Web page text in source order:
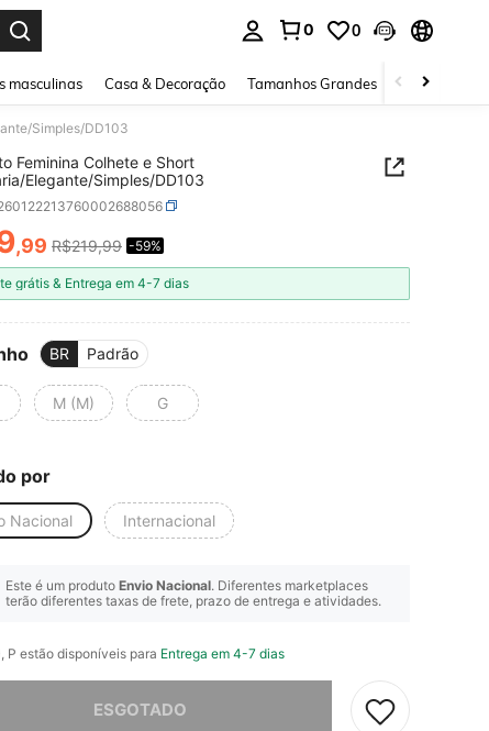
0 0
masculinas Casa & Decoração Tamanhos Grandes Joias e
Simples/DD103
Feminina Colhete e Short
Elegante/Simples/DD103
AND AVAILABILITY
,99 R$219,99 -59%
grátis & Entrega em 4-7 dias
BR Padrão
M (M) G
por
Nacional Internacional
Este é um produto Envio Nacional. Diferentes marketplaces
terão diferentes taxas de frete, prazo de entrega e atividades.
P estão disponíveis para Entrega em 4-7 dias
ESGOTADO